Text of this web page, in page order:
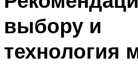
выбору и
технология